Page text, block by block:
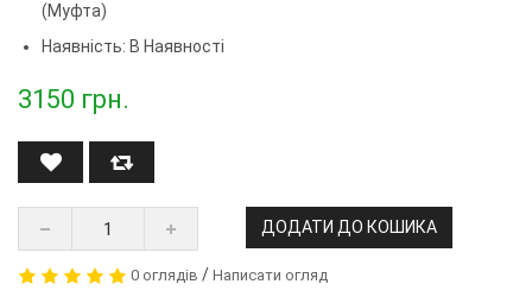
(муфта)
Наявність: В Наявності
3150 грн.
ДОДАТИ ДО КОШИКА
0 оглядів / Написати огляд